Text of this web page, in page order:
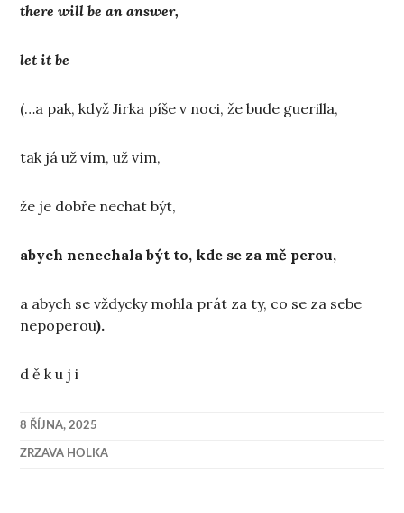
there will be an answer,
let it be
(…a pak, když Jirka píše v noci, že bude guerilla,
tak já už vím, už vím,
že je dobře nechat být,
abych nenechala být to, kde se za mě perou,
a abych se vždycky mohla prát za ty, co se za sebe
nepoperou).
d ě k u j i
8 ŘÍJNA, 2025
ZRZAVA HOLKA